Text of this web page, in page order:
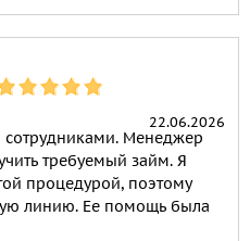
22.06.2026
Менеджер
требуемый займ. Я
процедурой, поэтому
линию. Ее помощь была